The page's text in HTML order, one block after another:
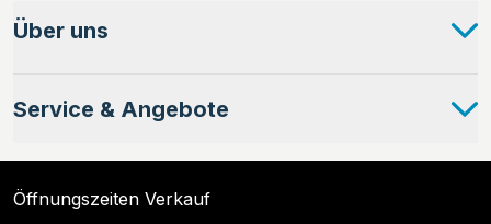
Über uns
Service & Angebote
Öffnungszeiten Verkauf